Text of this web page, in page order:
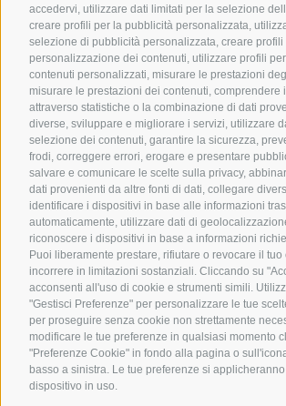
accedervi, utilizzare dati limitati per la selezione
creare profili per la pubblicità personalizzata,
selezione di pubblicità personalizzata, creare profili
personalizzazione dei contenuti, utilizzare profili
contenuti personalizzati, misurare le prestazioni
misurare le prestazioni dei contenuti, comprendere
attraverso statistiche o la combinazione di dati
diverse, sviluppare e migliorare i servizi, utilizzare
selezione dei contenuti, garantire la sicurezza,
frodi, correggere errori, erogare e presentare
salvare e comunicare le scelte sulla privacy,
dati provenienti da altre fonti di dati, collegare
identificare i dispositivi in base alle informazioni
automaticamente, utilizzare dati di
riconoscere i dispositivi in base a informazioni
Puoi liberamente prestare, rifiutare o revocare il
incorrere in limitazioni sostanziali. Cliccando su
acconsenti all'uso di cookie e strumenti simili.
"Gestisci Preferenze" per personalizzare le tue
per proseguire senza cookie non strettamente
modificare le tue preferenze in qualsiasi momento
"Preferenze Cookie" in fondo alla pagina o
basso a sinistra. Le tue preferenze si
dispositivo in uso.
T+39 0474 916 153
WhatsApp+39 347 165 8501
info@piccolohoteltempele.com
Piccolohotel Tempele
Via San Corbiniano 4
39038 San Candido
Alta Pusteria
Link utili
Info utili
Cestino della spesa
Foto & Webcam